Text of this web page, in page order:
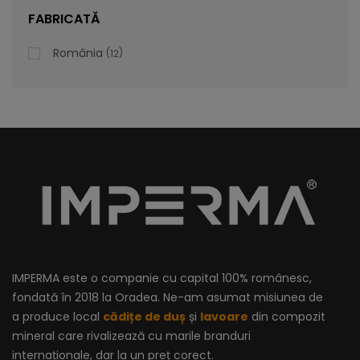
De la996,47
FABRICATĂ
România 12
IMPERMA este o companie cu capital 100% românesc,
fondată în 2018 la Oradea. Ne-am asumat misiunea de
a produce local cădițe de duș și lavoare din compozit
mineral care rivalizează cu marile branduri
internaționale, dar la un preț corect.